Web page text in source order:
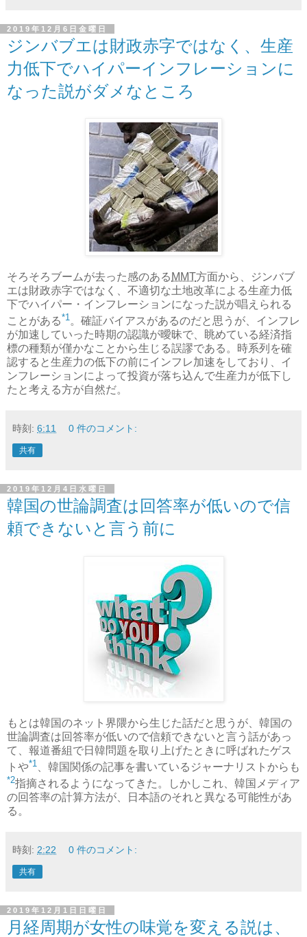
2019年12月6日金曜日
ジンバブエは財政赤字ではなく、生産
力低下でハイパーインフレーションに
なった説がダメなところ
そろそろブームが去った感のある MMT方面から、ジンバブ
エは財政赤字ではなく、不適切な土地改革による生産力低
下でハイパー・インフレーションになった説が唱えられる
ことがある*1。確証バイアスがあるのだと思うが、インフレ
が加速していった時期の認識が曖昧で、眺めている経済指
標の種類が僅かなことから生じる誤謬である。時系列を確
認すると生産力の低下の前にインフレ加速をしており、イ
ンフレーションによって投資が落ち込んで生産力が低下し
たと考える方が自然だ。
時刻: 6:11 0 件のコメント:
共有
2019年12月4日水曜日
韓国の世論調査は回答率が低いので信
頼できないと言う前に
もとは韓国のネット界隈から生じた話だと思うが、韓国の
世論調査は回答率が低いので信頼できないと言う話があっ
て、報道番組で日韓問題を取り上げたときに呼ばれたゲス
トや*1 、韓国関係の記事を書いているジャーナリストからも
*2指摘されるようになってきた。しかしこれ、韓国メディア
の回答率の計算方法が、日本語のそれと異なる可能性があ
る。
時刻: 2:22 0 件のコメント:
共有
2019年12月1日日曜日
月経周期が女性の味覚を変える説は、